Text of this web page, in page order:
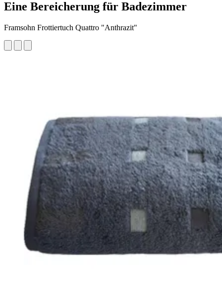
Eine Bereicherung für Badezimmer
Framsohn Frottiertuch Quattro "Anthrazit"